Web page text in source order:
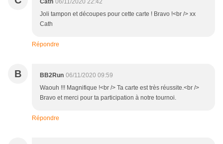
Cath 06/11/2020 22:42
Joli tampon et découpes pour cette carte ! Bravo !<br /> xx
Cath
Répondre
B BB2Run 06/11/2020 09:59
Waouh !!! Magnifique !<br /> Ta carte est très réussite.<br />
Bravo et merci pour ta participation à notre tournoi.
Répondre